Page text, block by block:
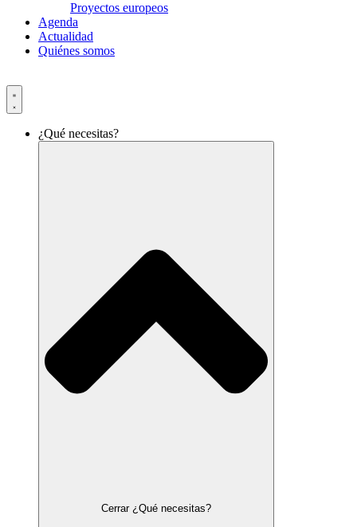
Proyectos europeos
Agenda
Actualidad
Quiénes somos
¿Qué necesitas?
Cerrar ¿Qué necesitas?